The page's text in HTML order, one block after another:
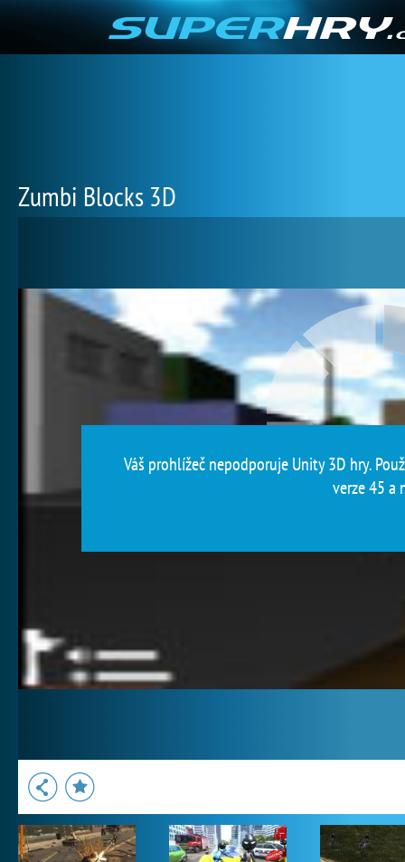
Zumbi Blocks 3D
Váš prohlížeč nepodporuje Unity 3D hry.
verze 45 a